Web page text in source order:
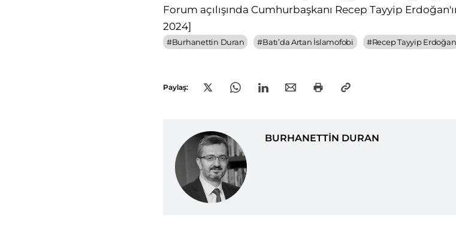
Forum açılışında Cumhurbaşkanı Recep Tayyip
2024]
#Burhanettin Duran #Batı’da Artan İslamofobi #Recep Tayyip Erdoğan
Paylaş:
BURHANETTİN DURAN